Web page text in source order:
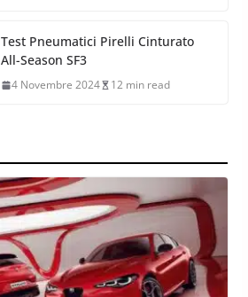
Test Pneumatici Pirelli Cinturato
All-Season SF3
4 Novembre 2024 12 min read